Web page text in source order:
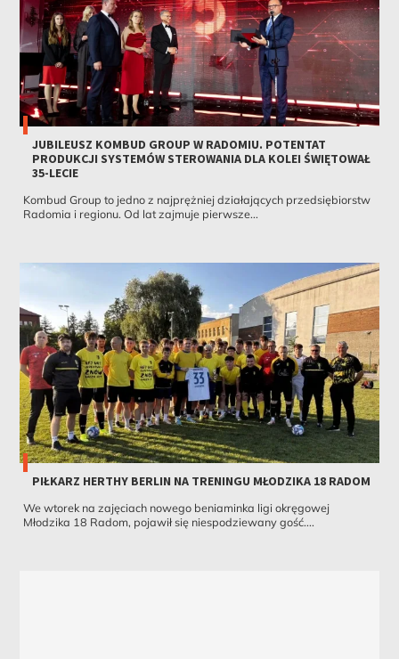
JUBILEUSZ KOMBUD GROUP W RADOMIU. POTENTAT
PRODUKCJI SYSTEMÓW STEROWANIA DLA KOLEI ŚWIĘTOWAŁ
35-LECIE
Kombud Group to jedno z najprężniej działających przedsiębiorstw
Radomia i regionu. Od lat zajmuje pierwsze...
PIŁKARZ HERTHY BERLIN NA TRENINGU MŁODZIKA 18 RADOM
We wtorek na zajęciach nowego beniaminka ligi okręgowej
Młodzika 18 Radom, pojawił się niespodziewany gość....